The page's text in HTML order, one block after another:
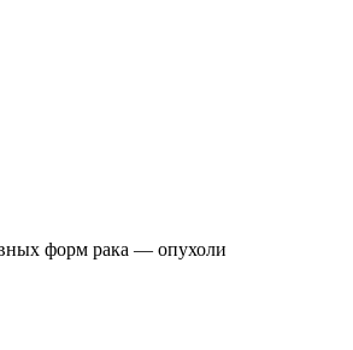
форм рака — опухоли